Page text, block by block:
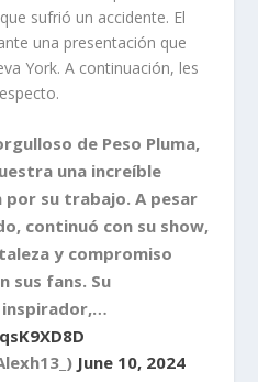
sufrió un accidente. El
una presentación que
York. A continuación, les
de Peso Pluma,
una increíble
por su trabajo. A pesar
continuó con su show,
y compromiso
sus fans. Su
inspirador,…
June 10, 2024